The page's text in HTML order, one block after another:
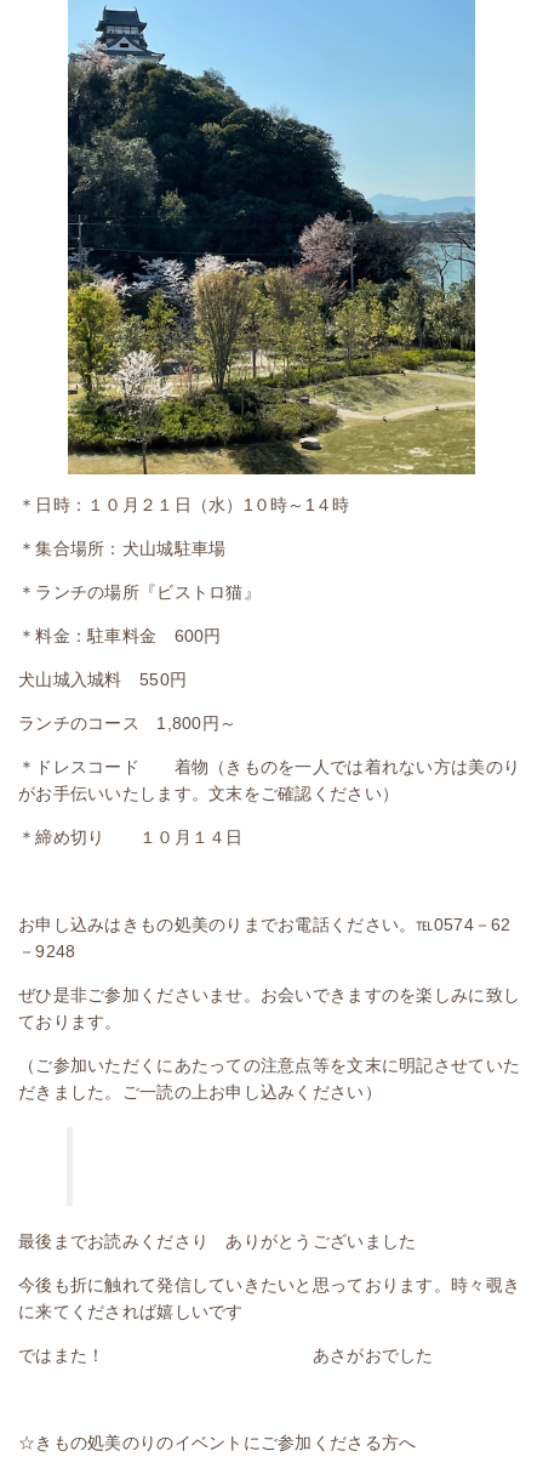
＊日時：１０月２１日（水）1０時～1４時
＊集合場所：犬山城駐車場
＊ランチの場所『ビストロ猫』
＊料金：駐車料金 600円
犬山城入城料 550円
ランチのコース 1,800円～
＊ドレスコード 着物（きものを一人では着れない方は美のり
がお手伝いいたします。文末をご確認ください）
＊締め切り １０月１４日
お申し込みはきもの処美のりまでお電話ください。℡0574－62
－9248
ぜひ是非ご参加くださいませ。お会いできますのを楽しみに致し
ております。
（ご参加いただくにあたっての注意点等を文末に明記させていた
だきました。ご一読の上お申し込みください）
最後までお読みくださり ありがとうございました
今後も折に触れて発信していきたいと思っております。時々覗き
に来てくだされば嬉しいです
ではまた！ あさがおでした
☆きもの処美のりのイベントにご参加くださる方へ